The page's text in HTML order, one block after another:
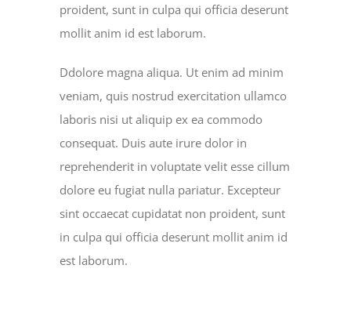
proident, sunt in culpa qui officia deserunt
mollit anim id est laborum.
Ddolore magna aliqua. Ut enim ad minim
veniam, quis nostrud exercitation ullamco
laboris nisi ut aliquip ex ea commodo
consequat. Duis aute irure dolor in
reprehenderit in voluptate velit esse cillum
dolore eu fugiat nulla pariatur. Excepteur
sint occaecat cupidatat non proident, sunt
in culpa qui officia deserunt mollit anim id
est laborum.